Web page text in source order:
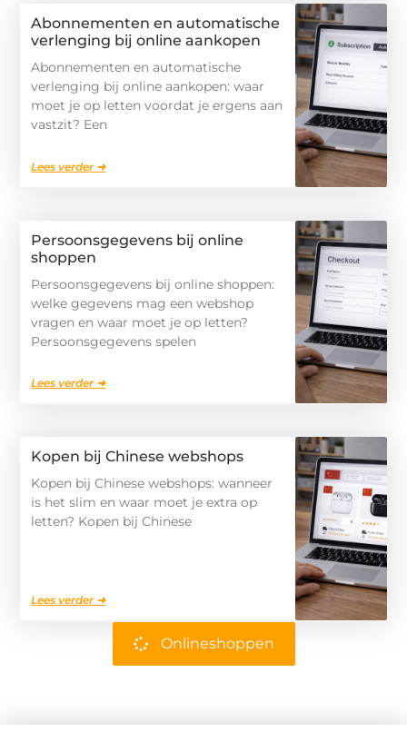
Abonnementen en automatische
verlenging bij online aankopen
Abonnementen en automatische
verlenging bij online aankopen: waar
moet je op letten voordat je ergens aan
vastzit? Een
Lees verder ➜
Persoonsgegevens bij online
shoppen
Persoonsgegevens bij online shoppen:
welke gegevens mag een webshop
vragen en waar moet je op letten?
Persoonsgegevens spelen
Lees verder ➜
Kopen bij Chinese webshops
Kopen bij Chinese webshops: wanneer
is het slim en waar moet je extra op
letten? Kopen bij Chinese
Lees verder ➜
Onlineshoppen